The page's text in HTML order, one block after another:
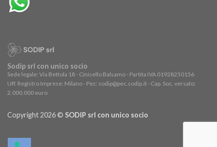
Sodip srl con unico socio
Sede legale: Via Bettola 18 - Cinisello Balsamo - Partita IVA 01928250156
Uff. Registro Imprese: Milano - Pec: sodip@pec.sodip.it - Cap. Soc. versato:
2.000.000 euro
Copyright 2026 © SODIP srl con unico socio